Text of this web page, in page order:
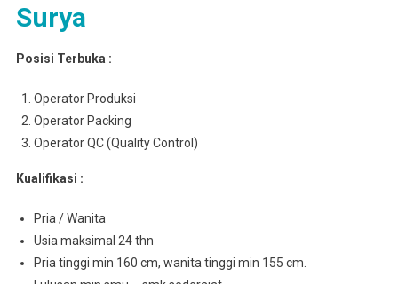
Surya
Posisi Terbuka :
Operator Produksi
Operator Packing
Operator QC (Quality Control)
Kualifikasi :
Pria / Wanita
Usia maksimal 24 thn
Pria tinggi min 160 cm, wanita tinggi min 155 cm.